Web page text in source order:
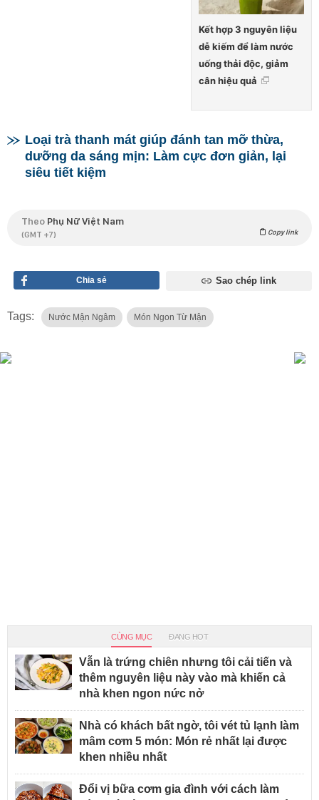
Kết hợp 3 nguyên liệu
dễ kiếm để làm nước
uống thải độc, giảm
cân hiệu quả
Loại trà thanh mát giúp đánh tan mỡ thừa,
dưỡng da sáng mịn: Làm cực đơn giản, lại
siêu tiết kiệm
Theo Phụ Nữ Việt Nam
(GMT +7) Copy link
Chia sẻ Sao chép link
Tags: Nước Mận Ngâm Món Ngon Từ Mận
CÙNG MỤC ĐANG HOT
Vẫn là trứng chiên nhưng tôi cải tiến và
thêm nguyên liệu này vào mà khiến cả
nhà khen ngon nức nở
Nhà có khách bất ngờ, tôi vét tủ lạnh làm
mâm cơm 5 món: Món rẻ nhất lại được
khen nhiều nhất
Đổi vị bữa cơm gia đình với cách làm